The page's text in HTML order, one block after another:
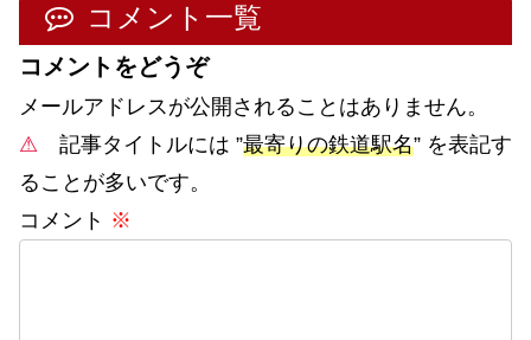
コメント一覧
コメントをどうぞ
メールアドレスが公開されることはありません。
⚠ 記事タイトルには ”最寄りの鉄道駅名” を表記す
ることが多いです。
コメント ※